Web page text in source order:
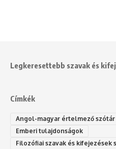
Legkeresettebb szavak és
Címkék
Angol-magyar értelmező szótár
Emberi tulajdonságok
Filozófiai szavak és kifejezések